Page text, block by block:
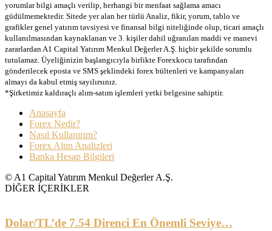
yorumlar bilgi amaçlı verilip, herhangi bir menfaat sağlama amacı
güdülmemektedir. Sitede yer alan her türlü Analiz, fikir, yorum, tablo ve
grafikler genel yatırım tavsiyesi ve finansal bilgi niteliğinde olup, ticari amaçlı
kullanılmasından kaynaklanan ve 3. kişiler dahil uğranılan maddi ve manevi
zararlardan A1 Capital Yatırım Menkul Değerler A.Ş. hiçbir şekilde sorumlu
tutulamaz. Üyeliğinizin başlangıcıyla birlikte Forexkocu tarafından
gönderilecek eposta ve SMS şeklindeki forex bültenleri ve kampanyaları
almayı da kabul etmiş sayılırsınız.
*Şirketimiz kaldıraçlı alım-satım işlemleri yetki belgesine sahiptir.
Anasayfa
Forex Nedir?
Nasıl Kullanırım?
Forex Altın Analizleri
Banka Hesap Bilgileri
© A1 Capital Yatırım Menkul Değerler A.Ş.
DİĞER İÇERİKLER
Dolar/TL’de 7.54 Direnci En Önemli Seviye…